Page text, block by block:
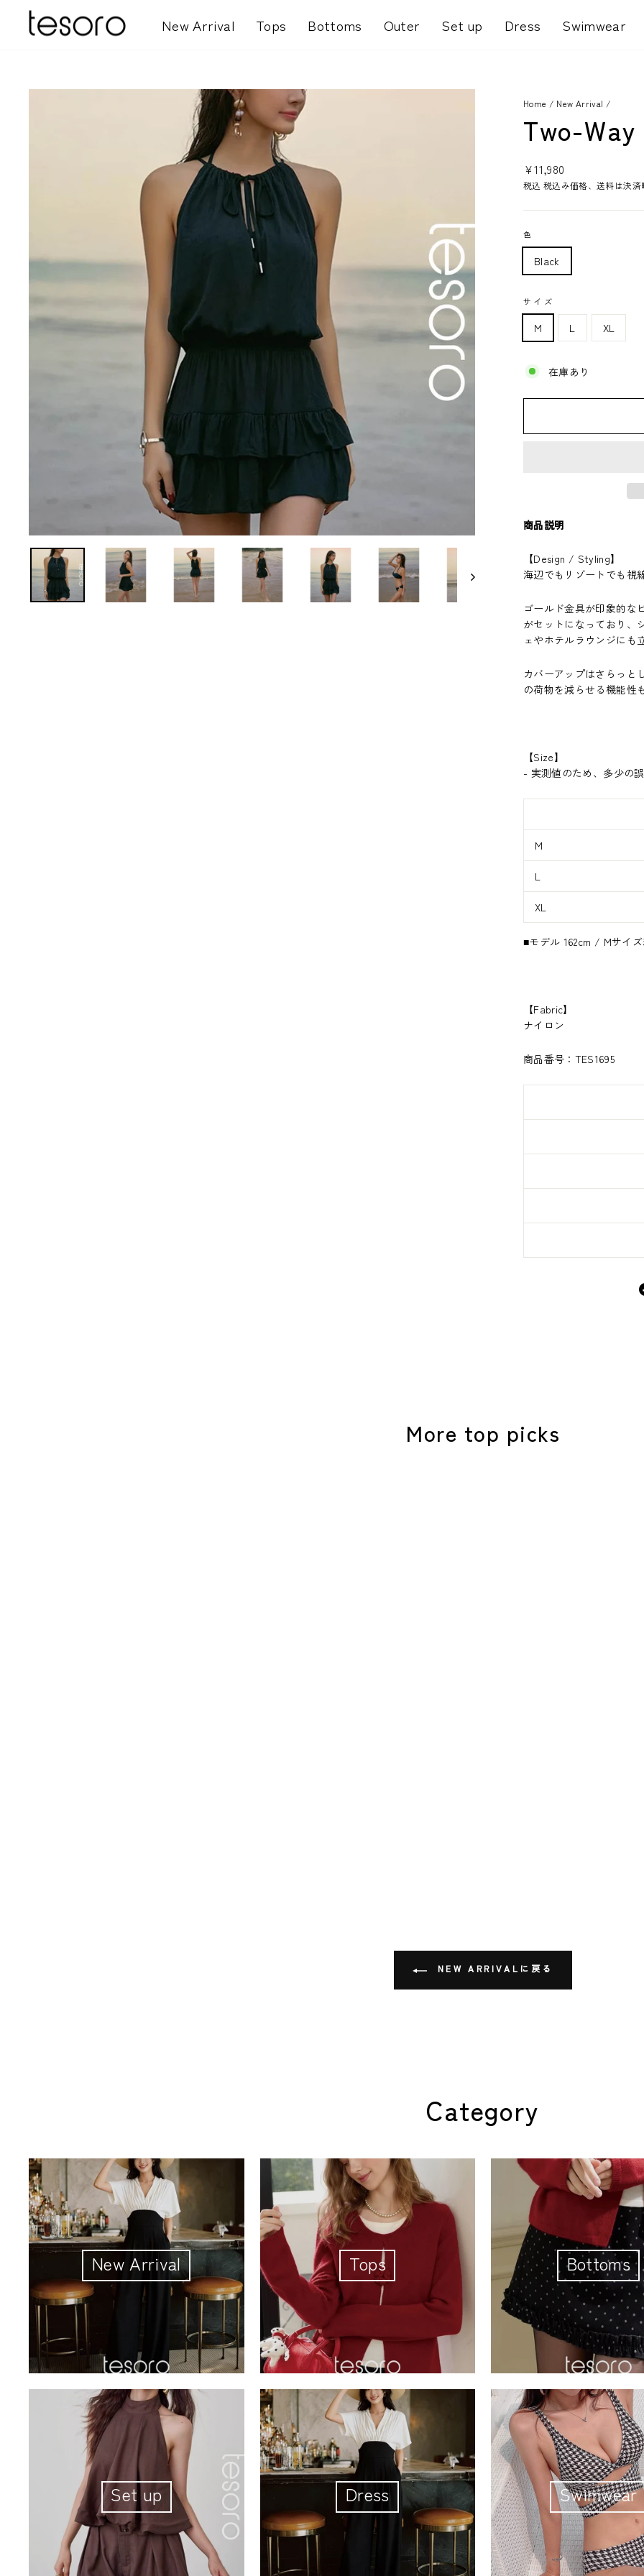
New Arrival Tops Bottoms Outer Set up Dress Swimwear
Home / New Arrival /
Two-
通
常
格
¥11,980
税込 税込み価格、送料は決済
色
Black
サイズ
M L XL
在庫あり
商品説明
【Design / Styling】
海辺でもリゾートでも視
ゴールド金具が印象的な
がセットになっており、
ェやホテルラウンジにも
カバーアップはさらっと
の荷物を減らせる機能性
【Size】
- 実測値のため、多少の
M
L
XL
■モデル 162cm / Mサイ
【Fabric】
ナイロン
商品番号：TES1695
More top picks
NEW ARRIVALに戻る
Category
New Arrival Tops Bottoms
Set up Dress Swimwear